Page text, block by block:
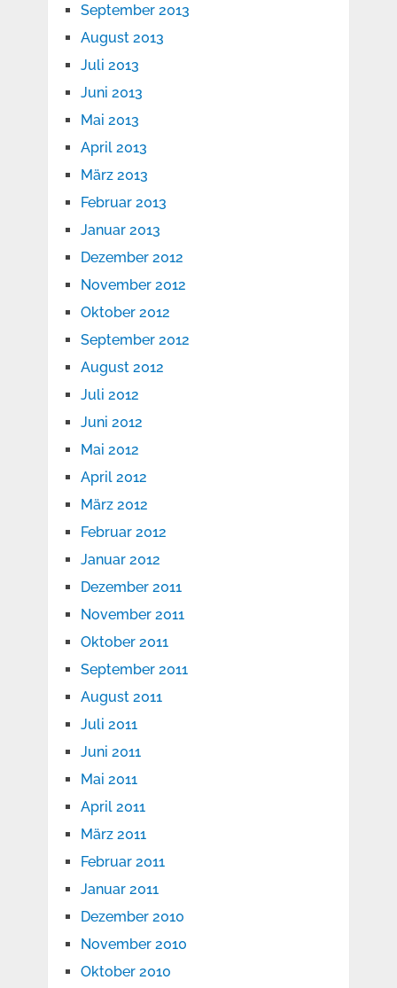
September 2013
August 2013
Juli 2013
Juni 2013
Mai 2013
April 2013
März 2013
Februar 2013
Januar 2013
Dezember 2012
November 2012
Oktober 2012
September 2012
August 2012
Juli 2012
Juni 2012
Mai 2012
April 2012
März 2012
Februar 2012
Januar 2012
Dezember 2011
November 2011
Oktober 2011
September 2011
August 2011
Juli 2011
Juni 2011
Mai 2011
April 2011
März 2011
Februar 2011
Januar 2011
Dezember 2010
November 2010
Oktober 2010